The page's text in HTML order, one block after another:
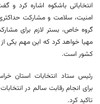
انتخاباتی باشکوه اشاره کرد و
امنیت، سلامت و مشارکت
گروه خاص، بستر لازم برای
مهیا خواهد کرد که این مهم یکی
کشور است.
رئیس ستاد انتخابات استان
برای انجام رقابت سالم در
تاکید کرد.